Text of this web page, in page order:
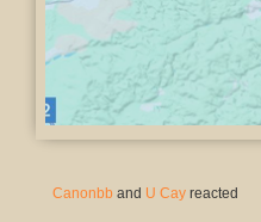
Canonbb and U Cay reacted